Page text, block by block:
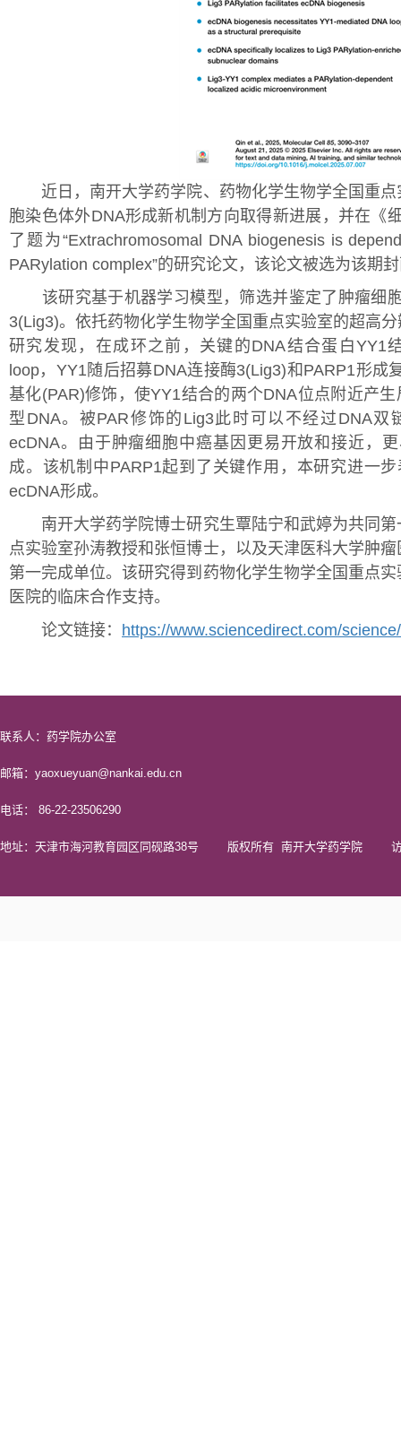
近日，南开大学药学院、药物化学生物学全国重点
胞染色体外DNA形成新机制方向取得新进展，并在《
了题为“Extrachromosomal DNA biogenesis is
PARylation complex”的研究论文，该论文被选为该期
该研究基于机器学习模型，筛选并鉴定了肿瘤细
3(Lig3)。依托药物化学生物学全国重点实验室的超高
研究发现，在成环之前，关键的DNA结合蛋白YY1
loop，YY1随后招募DNA连接酶3(Lig3)和PARP1形
基化(PAR)修饰，使YY1结合的两个DNA位点附近产
型DNA。被PAR修饰的Lig3此时可以不经过DNA
ecDNA。由于肿瘤细胞中癌基因更易开放和接近，
成。该机制中PARP1起到了关键作用，本研究进一
ecDNA形成。
南开大学药学院博士研究生覃陆宁和武婷为共同第
点实验室孙涛教授和张恒博士，以及天津医科大学肿
第一完成单位。该研究得到药物化学生物学全国重点
医院的临床合作支持。
论文链接： https://www.sciencedirect.com/
联系人：药学院办公室
邮箱：yaoxueyuan@nankai.edu.cn
电话： 86-22-23506290
地址：天津市海河教育园区同砚路38号 版权所有 南开大学药学院 访